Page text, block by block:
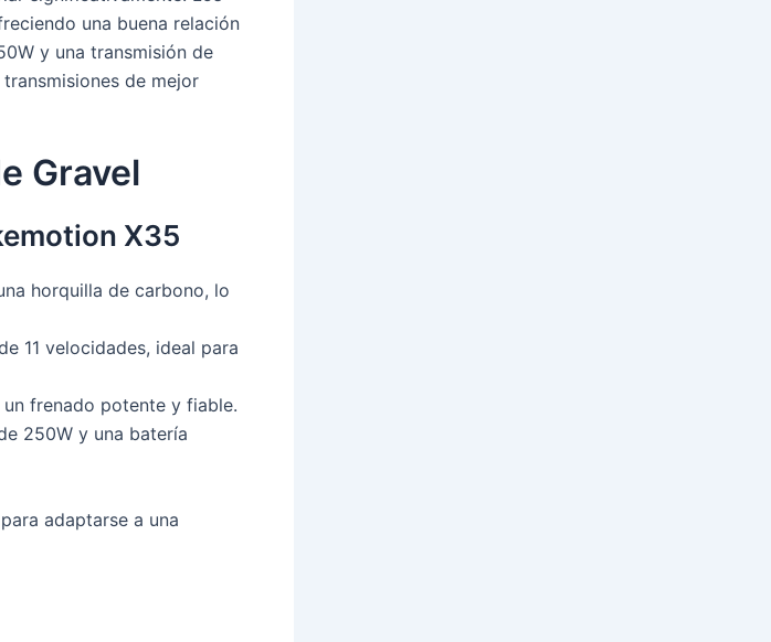
una buena relación
y una transmisión de
de mejor
Gravel
X35
horquilla de carbono, lo
11 velocidades, ideal para
frenado potente y fiable.
250W y una batería
adaptarse a una